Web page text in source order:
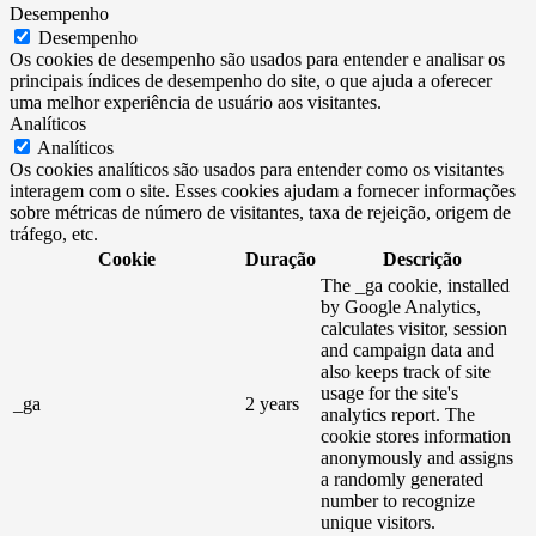
Desempenho
Desempenho
Os cookies de desempenho são usados ​​para entender e analisar os
principais índices de desempenho do site, o que ajuda a oferecer
uma melhor experiência de usuário aos visitantes.
Analíticos
Analíticos
Os cookies analíticos são usados ​​para entender como os visitantes
interagem com o site. Esses cookies ajudam a fornecer informações
sobre métricas de número de visitantes, taxa de rejeição, origem de
tráfego, etc.
Cookie
Duração Descrição
_ga 2 years
The _ga cookie, installed
by Google Analytics,
calculates visitor, session
and campaign data and
also keeps track of site
usage for the site's
analytics report. The
cookie stores information
anonymously and assigns
a randomly generated
number to recognize
unique visitors.